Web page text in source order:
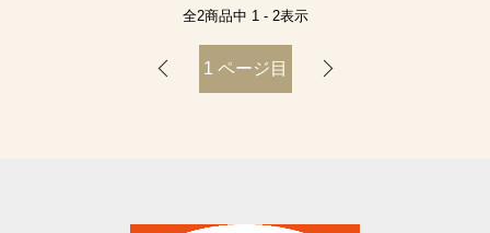
全2商品中 1 - 2表示
1 ページ目